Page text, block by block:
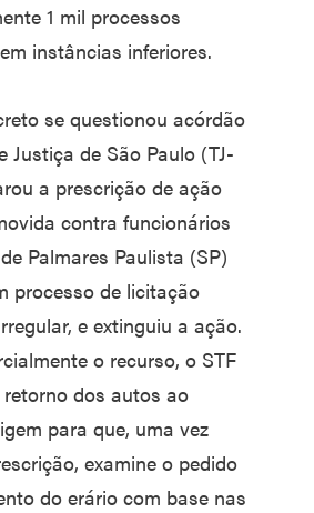
1 mil processos
instâncias inferiores.
se questionou acórdão
Justiça de São Paulo (TJ-
a prescrição de ação
contra funcionários
Palmares Paulista (SP)
processo de licitação
e extinguiu a ação.
o recurso, o STF
dos autos ao
para que, uma vez
examine o pedido
do erário com base nas